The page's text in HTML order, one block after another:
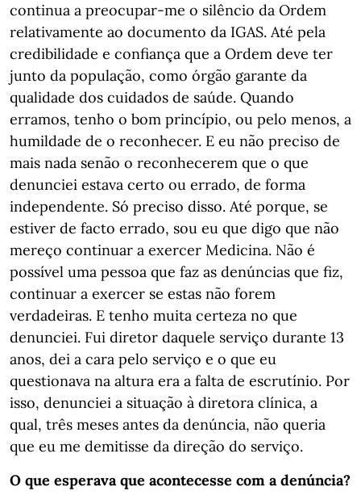
continua a preocupar-me o silêncio da Ordem
relativamente ao documento da IGAS. Até pela
credibilidade e confiança que a Ordem deve ter
junto da população, como órgão garante da
qualidade dos cuidados de saúde. Quando
erramos, tenho o bom princípio, ou pelo menos, a
humildade de o reconhecer. E eu não preciso de
mais nada senão o reconhecerem que o que
denunciei estava certo ou errado, de forma
independente. Só preciso disso. Até porque, se
estiver de facto errado, sou eu que digo que não
mereço continuar a exercer Medicina. Não é
possível uma pessoa que faz as denúncias que fiz,
continuar a exercer se estas não forem
verdadeiras. E tenho muita certeza no que
denunciei. Fui diretor daquele serviço durante 13
anos, dei a cara pelo serviço e o que eu
questionava na altura era a falta de escrutínio. Por
isso, denunciei a situação à diretora clínica, a
qual, três meses antes da denúncia, não queria
que eu me demitisse da direção do serviço.
O que esperava que acontecesse com a denúncia?